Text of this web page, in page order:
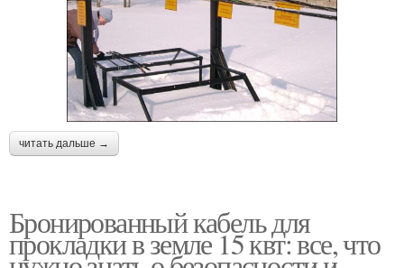
читать дальше →
Бронированный кабель для
прокладки в земле 15 квт: все, что